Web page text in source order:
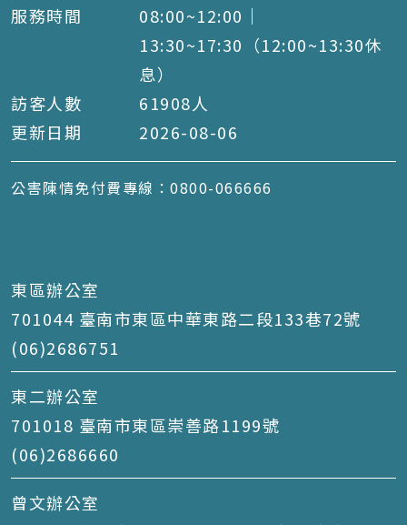
服務時間
08:00~12:00｜
13:30~17:30（12:00~13:30休
息）
訪客人數
61908人
更新日期
2026-08-06
公害陳情免付費專線：0800-066666
東區辦公室
701044 臺南市東區中華東路二段133巷72號
(06)2686751
東二辦公室
701018 臺南市東區崇善路1199號
(06)2686660
曾文辦公室